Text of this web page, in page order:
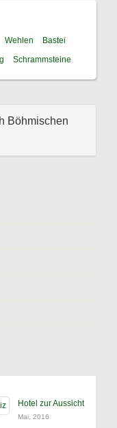
Wehlen
Bastei
Schrammsteine
Böhmischen
Hotel zur Aussicht
Mai, 2016